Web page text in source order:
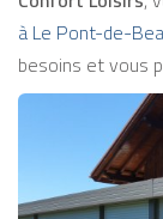
à Le Pont-de-
besoins et vous